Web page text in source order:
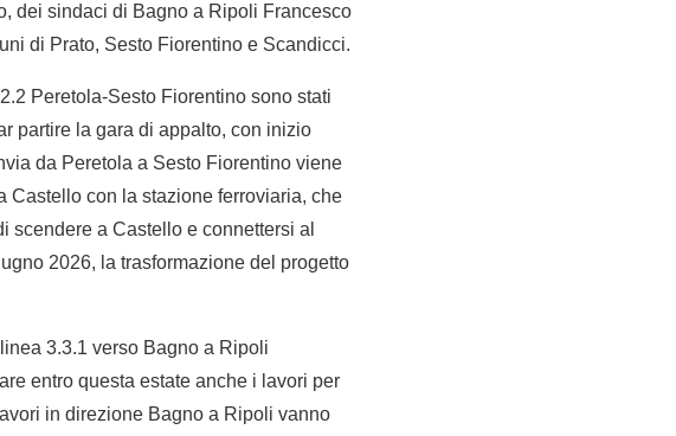
dei sindaci di Bagno a Ripoli Francesco
di Prato, Sesto Fiorentino e Scandicci.
Peretola-Sesto Fiorentino sono stati
partire la gara di appalto, con inizio
da Peretola a Sesto Fiorentino viene
Castello con la stazione ferroviaria, che
scendere a Castello e connettersi al
2026, la trasformazione del progetto
3.3.1 verso Bagno a Ripoli
entro questa estate anche i lavori per
in direzione Bagno a Ripoli vanno